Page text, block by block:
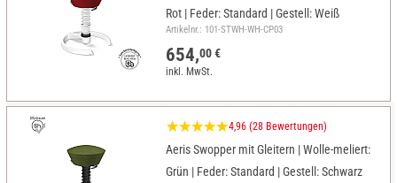
Rot | Feder: Standard | Gestell: Weiß
Artikelnr.: 101-STWH-WH-CP03
654,00 €
inkl. MwSt.
4,96 (28 Bewertungen)
Aeris Swopper mit Gleitern | Wolle-meliert:
Grün | Feder: Standard | Gestell: Schwarz